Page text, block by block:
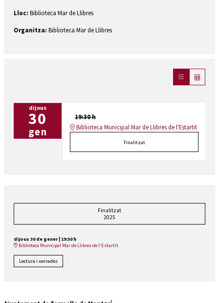
Lloc: Biblioteca Mar de Llibres
Organitza: Biblioteca Mar de Llibres
dijous
30
gen
19:30 h
Biblioteca Municipal Mar de Llibres de l'Estartit
Finalitzat
Finalitzat
2025
dijous 30 de gener| 19:30 h
Biblioteca Municipal Mar de Llibres de l'Estartit
Lectura i xerrades